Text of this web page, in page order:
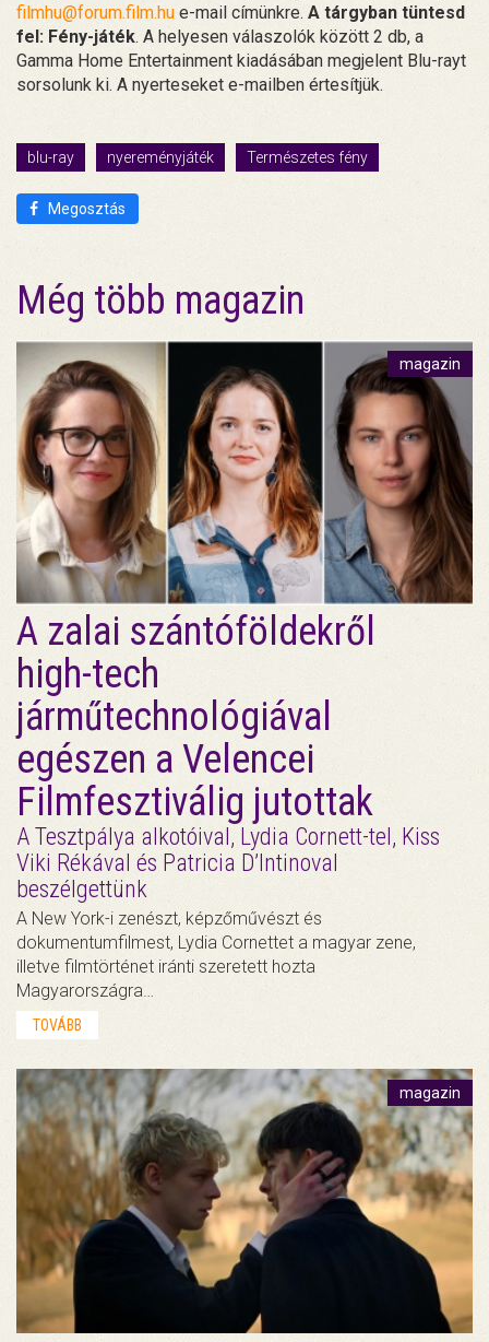
filmhu@forum.film.hu e-mail címünkre. A tárgyban tüntesd
fel: Fény-játék. A helyesen válaszolók között 2 db, a
Gamma Home Entertainment kiadásában megjelent Blu-rayt
sorsolunk ki. A nyerteseket e-mailben értesítjük.
blu-ray nyereményjáték Természetes fény
Megosztás
Még több magazin
magazin
A zalai szántóföldekről
high-tech
járműtechnológiával
egészen a Velencei
Filmfesztiválig jutottak
A Tesztpálya alkotóival, Lydia Cornett-tel, Kiss
Viki Rékával és Patricia D’Intinoval
beszélgettünk
A New York-i zenészt, képzőművészt és
dokumentumfilmest, Lydia Cornettet a magyar zene,
illetve filmtörténet iránti szeretett hozta
Magyarországra…
TOVÁBB
magazin